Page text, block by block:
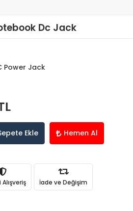
Dc Jack
Power Jack
Ekle Hemen Al
İade ve Değişim